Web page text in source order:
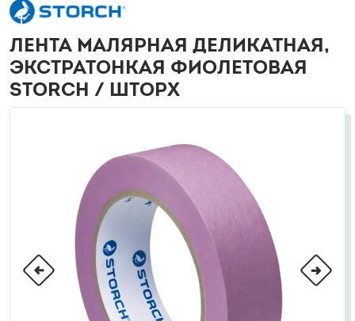
ЛЕНТА МАЛЯРНАЯ ДЕЛИКАТНАЯ,
ЭКСТРАТОНКАЯ ФИОЛЕТОВАЯ
STORCH / ШТОРХ